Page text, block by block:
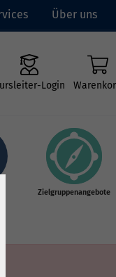
Über uns
Login
Zielgruppenangebote